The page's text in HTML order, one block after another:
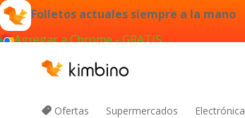
Folletos actuales siempre a la mano
Agregar a Chrome - GRATIS
Ofertas Supermercados Electrónica